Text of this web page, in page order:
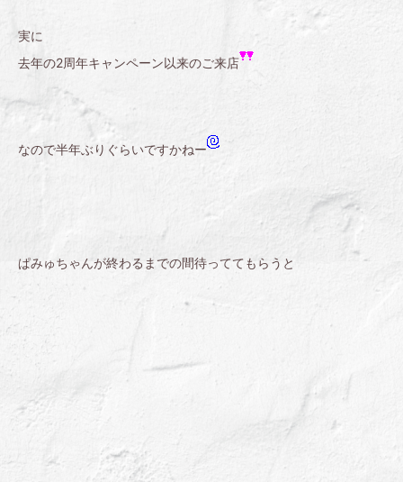
実に
去年の2周年キャンペーン以来のご来店
なので半年ぶりぐらいですかねー
ぱみゅちゃんが終わるまでの間待っててもらうと